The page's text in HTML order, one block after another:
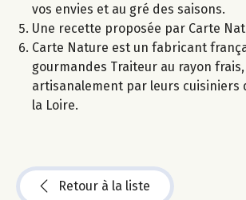
vos envies et au gré des saisons.
Une recette proposée par Carte
Carte Nature est un fabricant
gourmandes Traiteur au rayon
artisanalement par leurs cuisiniers
la Loire.
Retour à la liste